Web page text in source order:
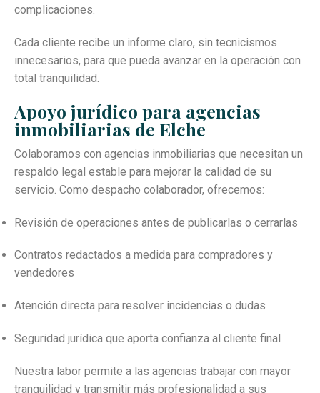
complicaciones.
Cada cliente recibe un informe claro, sin tecnicismos
innecesarios, para que pueda avanzar en la operación con
total tranquilidad.
Apoyo jurídico para agencias
inmobiliarias de Elche
Colaboramos con agencias inmobiliarias que necesitan un
respaldo legal estable para mejorar la calidad de su
servicio. Como despacho colaborador, ofrecemos:
Revisión de operaciones antes de publicarlas o cerrarlas
Contratos redactados a medida para compradores y
vendedores
Atención directa para resolver incidencias o dudas
Seguridad jurídica que aporta confianza al cliente final
Nuestra labor permite a las agencias trabajar con mayor
tranquilidad y transmitir más profesionalidad a sus